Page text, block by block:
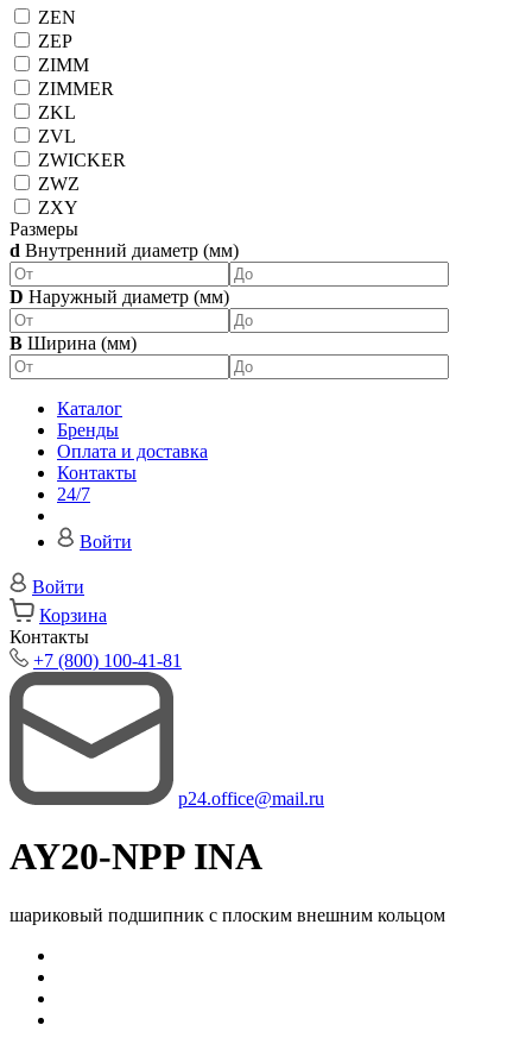
ZEN
ZEP
ZIMM
ZIMMER
ZKL
ZVL
ZWICKER
ZWZ
ZXY
Размеры
d Внутренний диаметр (мм)
D Наружный диаметр (мм)
B Ширина (мм)
Каталог
Бренды
Оплата и доставка
Контакты
24/7
Войти
Войти
Корзина
Контакты
+7 (800) 100-41-81
p24.office@mail.ru
AY20-NPP INA
шариковый подшипник с плоским внешним кольцом